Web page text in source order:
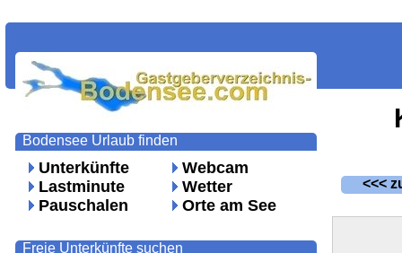
Unterkünfte
Lastminute
Pauschalen
Webcam
Wetter
Orte am See
Bodensee Urlaub finden
Freie Unterkünfte suchen
<<<